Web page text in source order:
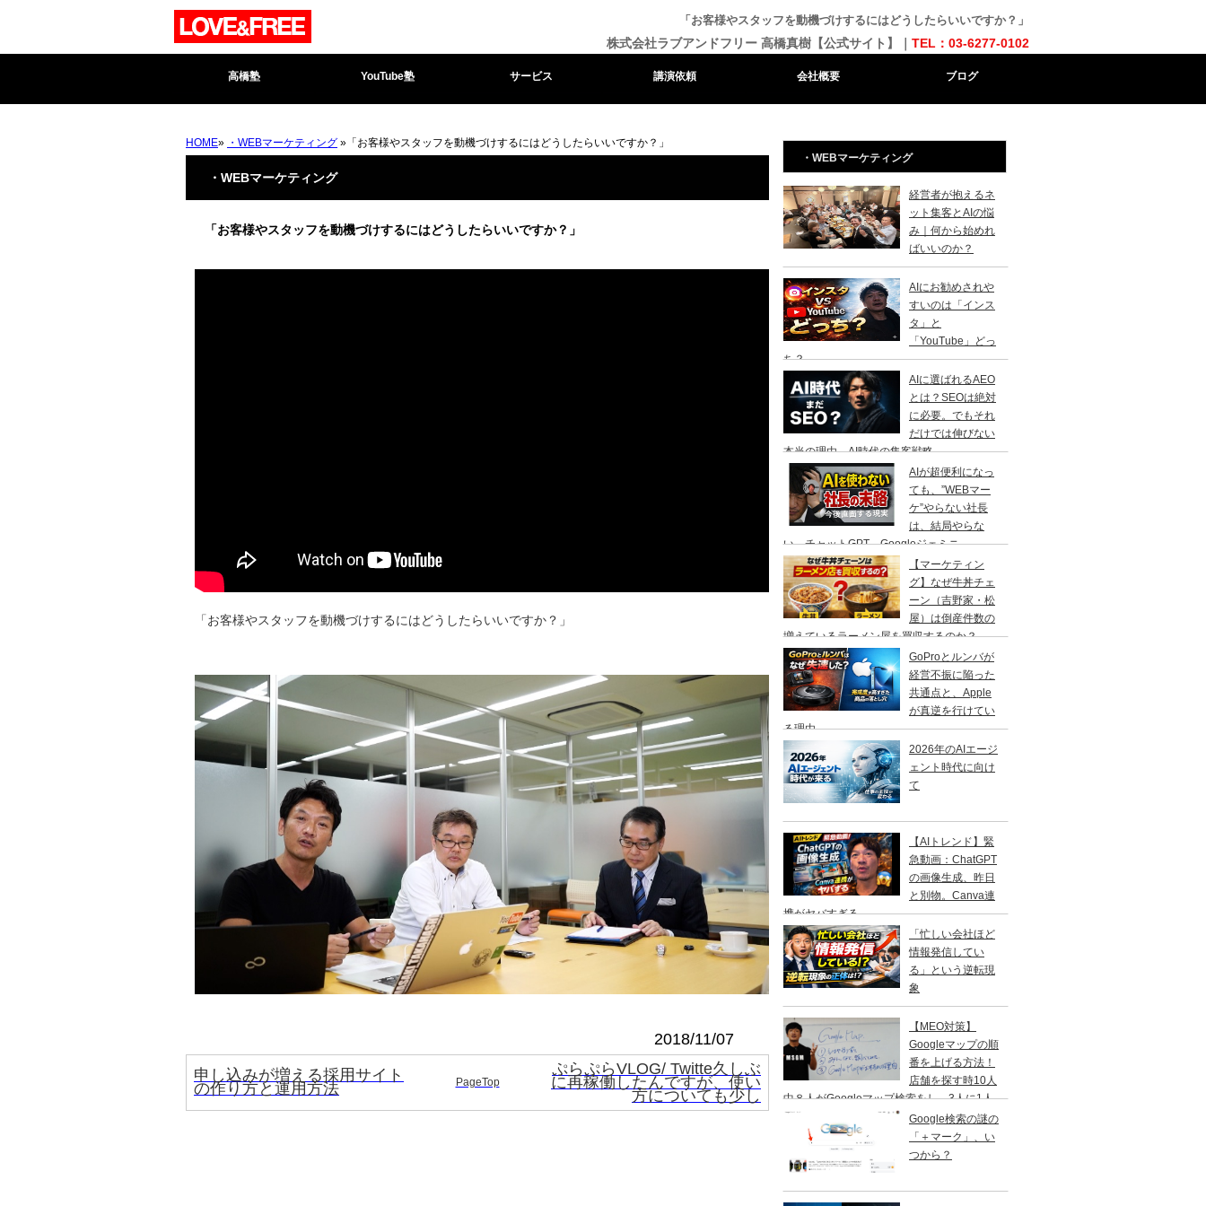
「お客様やスタッフを動機づけするにはどうしたらいいですか？」
株式会社ラブアンドフリー 高橋真樹【公式サイト】｜ TEL：03-6277-0102
高橋塾 YouTube塾 サービス 講演依頼 会社概要 ブログ
HOME» ・WEBマーケティング »「お客様やスタッフを動機づけするにはどうしたらいいですか？」
・WEBマーケティング
「お客様やスタッフを動機づけするにはどうしたらいいですか？」
「お客様やスタッフを動機づけするにはどうしたらいいですか？」
2018/11/07
申し込みが増える採用サイト
の作り方と運用方法 PageTop
ぷらぷらVLOG/ Twitte久しぶ
に再稼働したんですが、使い
方についても少し
・WEBマーケティング
経営者が抱えるネ
ット集客とAIの悩
み｜何から始めれ
ばいいのか？
AIにお勧めされや
すいのは「インス
タ」と
「YouTube」どっ
ち？
AIに選ばれるAEO
とは？SEOは絶対
に必要。でもそれ
だけでは伸びない
本当の理由、AI時代の集客戦略
AIが超便利になっ
ても、”WEBマー
ケ”やらない社長
は、結局やらな
い。チャットGPT、Googleジェミニ
【マーケティン
グ】なぜ牛丼チェ
ーン（吉野家・松
屋）は倒産件数の
増えているラーメン屋を買収するのか？
GoProとルンバが
経営不振に陥った
共通点と、Apple
が真逆を行けてい
る理由
2026年のAIエージ
ェント時代に向け
て
【AIトレンド】緊
急動画：ChatGPT
の画像生成、昨日
と別物。Canva連
携がヤバすぎる
「忙しい会社ほど
情報発信してい
る」という逆転現
象
【MEO対策】
Googleマップの順
番を上げる方法！
店舗を探す時10人
中８人がGoogleマップ検索をし、3人に1人
は１日以内に来店する事を知ってますか？
Google検索の謎の
「＋マーク」、い
つから？